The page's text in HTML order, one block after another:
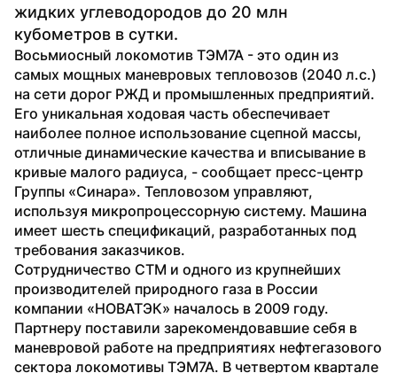
жидких углеводородов до 20 млн
кубометров в сутки.
Восьмиосный локомотив ТЭМ7А - это один из
самых мощных маневровых тепловозов (2040 л.с.)
на сети дорог РЖД и промышленных предприятий.
Его уникальная ходовая часть обеспечивает
наиболее полное использование сцепной массы,
отличные динамические качества и вписывание в
кривые малого радиуса, - сообщает пресс-центр
Группы «Синара». Тепловозом управляют,
используя микропроцессорную систему. Машина
имеет шесть спецификаций, разработанных под
требования заказчиков.
Сотрудничество СТМ и одного из крупнейших
производителей природного газа в России
компании «НОВАТЭК» началось в 2009 году.
Партнеру поставили зарекомендовавшие себя в
маневровой работе на предприятиях нефтегазового
сектора локомотивы ТЭМ7А. В четвертом квартале